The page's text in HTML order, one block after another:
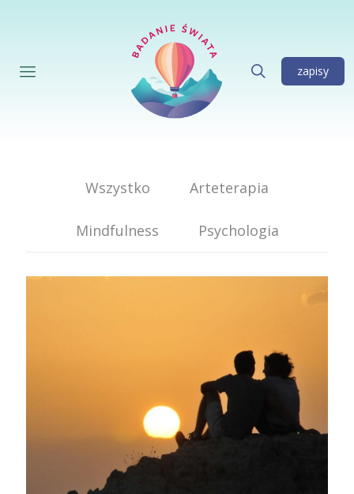
zapisy
Wszystko Arteterapia
Mindfulness Psychologia